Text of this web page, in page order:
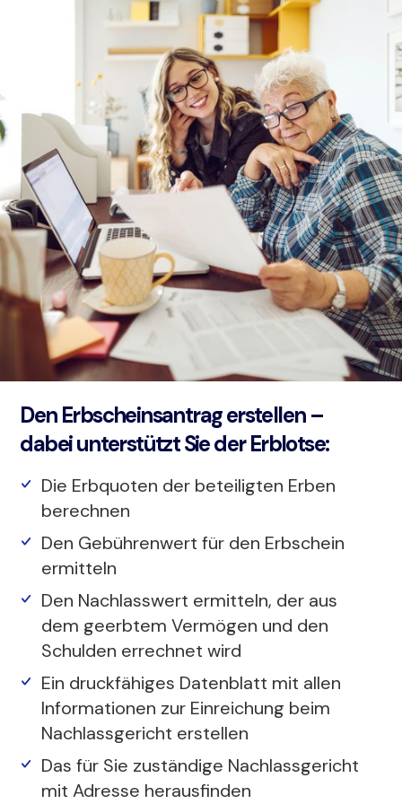
Den Erbscheinsantrag erstellen –
dabei unterstützt Sie der Erblotse:
Die Erbquoten der beteiligten Erben
berechnen
Den Gebührenwert für den Erbschein
ermitteln
Den Nachlasswert ermitteln, der aus
dem geerbtem Vermögen und den
Schulden errechnet wird
Ein druckfähiges Datenblatt mit allen
Informationen zur Einreichung beim
Nachlassgericht erstellen
Das für Sie zuständige Nachlassgericht
mit Adresse herausfinden